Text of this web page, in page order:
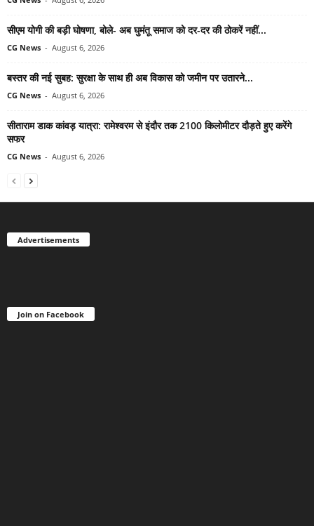
सीएम योगी की बड़ी घोषणा, बोले- अब घुमंतू समाज को दर-दर की ठोकरें नहीं...
CG News - August 6, 2026
बस्तर की नई सुबह: सुरक्षा के साथ ही अब विकास को जमीन पर उतारने...
CG News - August 6, 2026
सीताराम डाक कांवड़ यात्रा: रामेश्वरम से इंदौर तक 2100 किलोमीटर दौड़ते हुए करेंगे
सफर
CG News - August 6, 2026
Advertisements
Join on Facebook